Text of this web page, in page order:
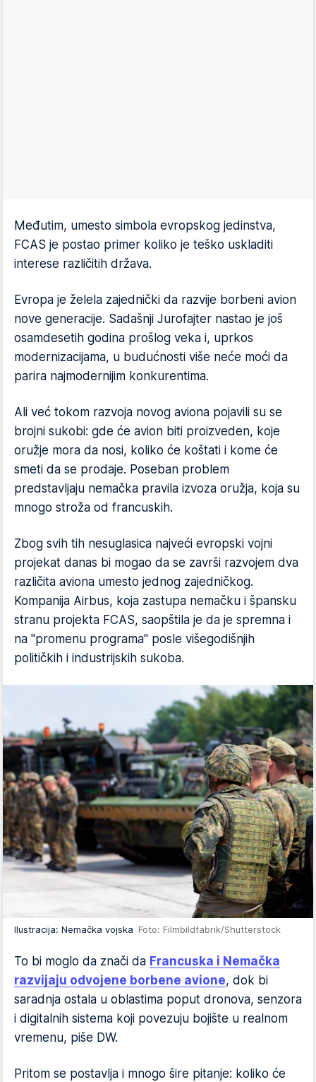
Međutim, umesto simbola evropskog jedinstva,
FCAS je postao primer koliko je teško uskladiti
interese različitih država.
Evropa je želela zajednički da razvije borbeni avion
nove generacije. Sadašnji Jurofajter nastao je još
osamdesetih godina prošlog veka i, uprkos
modernizacijama, u budućnosti više neće moći da
parira najmodernijim konkurentima.
Ali već tokom razvoja novog aviona pojavili su se
brojni sukobi: gde će avion biti proizveden, koje
oružje mora da nosi, koliko će koštati i kome će
smeti da se prodaje. Poseban problem
predstavljaju nemačka pravila izvoza oružja, koja su
mnogo stroža od francuskih.
Zbog svih tih nesuglasica najveći evropski vojni
projekat danas bi mogao da se završi razvojem dva
različita aviona umesto jednog zajedničkog.
Kompanija Airbus, koja zastupa nemačku i špansku
stranu projekta FCAS, saopštila je da je spremna i
na "promenu programa" posle višegodišnjih
političkih i industrijskih sukoba.
Ilustracija: Nemačka vojska Foto: Filmbildfabrik/Shutterstock
To bi moglo da znači da Francuska i Nemačka
razvijaju odvojene borbene avione, dok bi
saradnja ostala u oblastima poput dronova, senzora
i digitalnih sistema koji povezuju bojište u realnom
vremenu, piše DW.
Pritom se postavlja i mnogo šire pitanje: koliko će